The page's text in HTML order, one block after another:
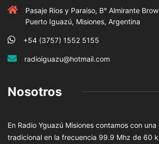
Pasaje Rios y Paraiso, B° Almirante
Puerto Iguazú, Misiones, Argentina
+54 (3757) 1552 5155
radioiguazu@hotmail.com
Nosotros
En Radio Yguazú Misiones contamos con
tradicional en la frecuencia 99.9 Mhz de 60